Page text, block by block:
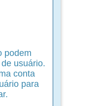
podem
usuário.
conta
para